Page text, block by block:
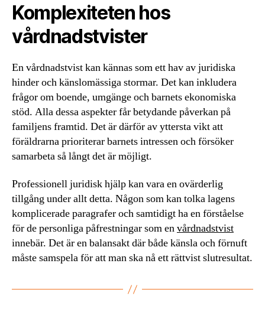
Komplexiteten hos
vårdnadstvister
En vårdnadstvist kan kännas som ett hav av juridiska
hinder och känslomässiga stormar. Det kan inkludera
frågor om boende, umgänge och barnets ekonomiska
stöd. Alla dessa aspekter får betydande påverkan på
familjens framtid. Det är därför av yttersta vikt att
föräldrarna prioriterar barnets intressen och försöker
samarbeta så långt det är möjligt.
Professionell juridisk hjälp kan vara en ovärderlig
tillgång under allt detta. Någon som kan tolka lagens
komplicerade paragrafer och samtidigt ha en förståelse
för de personliga påfrestningar som envårdnadstvist
innebär. Det är en balansakt där både känsla och förnuft
måste samspela för att man ska nå ett rättvist slutresultat.